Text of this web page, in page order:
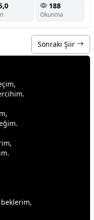
188
Okunma
Sonraki Şiir
beklerim,